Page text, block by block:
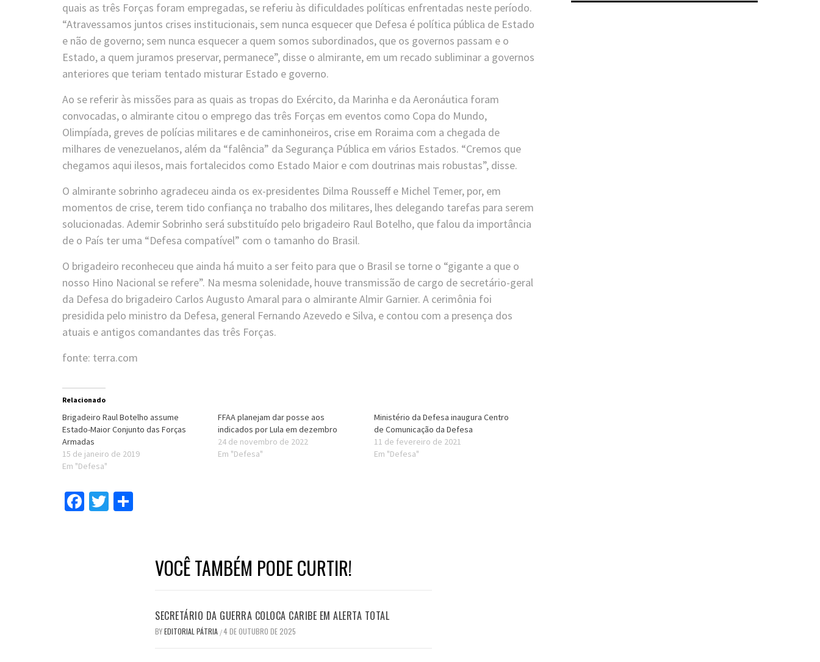
quais as três Forças foram empregadas, se referiu às dificuldades políticas enfrentadas neste período.
“Atravessamos juntos crises institucionais, sem nunca esquecer que Defesa é política pública de Estado
e não de governo; sem nunca esquecer a quem somos subordinados, que os governos passam e o
Estado, a quem juramos preservar, permanece”, disse o almirante, em um recado subliminar a governos
anteriores que teriam tentado misturar Estado e governo.
Ao se referir às missões para as quais as tropas do Exército, da Marinha e da Aeronáutica foram
convocadas, o almirante citou o emprego das três Forças em eventos como Copa do Mundo,
Olimpíada, greves de polícias militares e de caminhoneiros, crise em Roraima com a chegada de
milhares de venezuelanos, além da “falência” da Segurança Pública em vários Estados. “Cremos que
chegamos aqui ilesos, mais fortalecidos como Estado Maior e com doutrinas mais robustas”, disse.
O almirante sobrinho agradeceu ainda os ex-presidentes Dilma Rousseff e Michel Temer, por, em
momentos de crise, terem tido confiança no trabalho dos militares, lhes delegando tarefas para serem
solucionadas. Ademir Sobrinho será substituído pelo brigadeiro Raul Botelho, que falou da importância
de o País ter uma “Defesa compatível” com o tamanho do Brasil.
O brigadeiro reconheceu que ainda há muito a ser feito para que o Brasil se torne o “gigante a que o
nosso Hino Nacional se refere”. Na mesma solenidade, houve transmissão de cargo de secretário-geral
da Defesa do brigadeiro Carlos Augusto Amaral para o almirante Almir Garnier. A cerimônia foi
presidida pelo ministro da Defesa, general Fernando Azevedo e Silva, e contou com a presença dos
atuais e antigos comandantes das três Forças.
fonte: terra.com
Relacionado
Brigadeiro Raul Botelho assume
Estado-Maior Conjunto das Forças
Armadas
15 de janeiro de 2019
Em "Defesa"
FFAA planejam dar posse aos
indicados por Lula em dezembro
24 de novembro de 2022
Em "Defesa"
Ministério da Defesa inaugura Centro
de Comunicação da Defesa
11 de fevereiro de 2021
Em "Defesa"
Facebook
Twitter
VOCÊ TAMBÉM PODE CURTIR!
SECRETÁRIO DA GUERRA COLOCA CARIBE EM ALERTA TOTAL
BYEDITORIAL PÁTRIA /4 DE OUTUBRO DE 2025